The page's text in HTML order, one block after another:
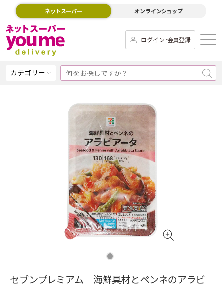
ネットスーパー オンラインショップ
ログイン･会員登録
カテゴリー
セブンプレミアム 海鮮具材とペンネのアラビ